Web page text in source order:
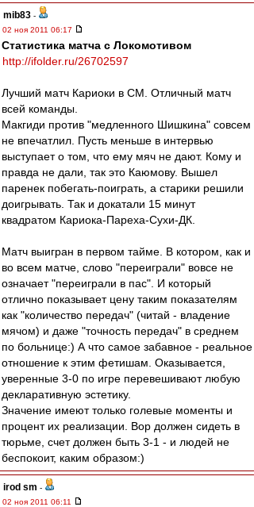
mib83 -
02 ноя 2011 06:17
Статистика матча с Локомотивом
http://ifolder.ru/26702597
Лучший матч Кариоки в СМ. Отличный матч
всей команды.
Макгиди против "медленного Шишкина" совсем
не впечатлил. Пусть меньше в интервью
выступает о том, что ему мяч не дают. Кому и
правда не дали, так это Каюмову. Вышел
паренек побегать-поиграть, а старики решили
доигрывать. Так и докатали 15 минут
квадратом Кариока-Пареха-Сухи-ДК.
Матч выигран в первом тайме. В котором, как и
во всем матче, слово "переиграли" вовсе не
означает "переиграли в пас". И который
отлично показывает цену таким показателям
как "количество передач" (читай - владение
мячом) и даже "точность передач" в среднем
по больнице:) А что самое забавное - реальное
отношение к этим фетишам. Оказывается,
уверенные 3-0 по игре перевешивают любую
декларативную эстетику.
Значение имеют только голевые моменты и
процент их реализации. Вор должен сидеть в
тюрьме, счет должен быть 3-1 - и людей не
беспокоит, каким образом:)
irod sm -
02 ноя 2011 06:11